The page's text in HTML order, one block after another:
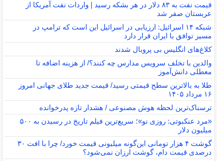
قیمت نفت به ۸۳ دلار در هر بشکه رسید | واردات نفت آمریکا از
عربستان صفر شد
شبکه ۱۴ اسرائیل: ارزیابی در اسرائیل این است که ترامپ در
مسیر توافق با ایران قرار دارد
کلاغ‌های انگلیس بی پروبال شدند
والدین با تخلف سرویس مدارس چه کنند؟/ از هزینه اضافه تا
معطلی دانش‌آموز
طلا به بالاترین سطح قیمتی رسید/ قیمت جدید طلای جهانی امروز
۱۶ مرداد ۱۴۰۵
ترسناک‌ترین لحظه هوش مصنوعی / هشدار تازه پدرخوانده
«مرد عنکبوتی: روزی نو»؛ سریع‌ترین فیلم تاریخ در رسیدن به ۵۰۰
میلیون دلار
گوشت ۴ هزار تومانی این‌گونه میلیونی قیمت خورد/ چرا با افت ۳۰
درصدی قیمت دام، گوشت ارزان نمی‌شود؟